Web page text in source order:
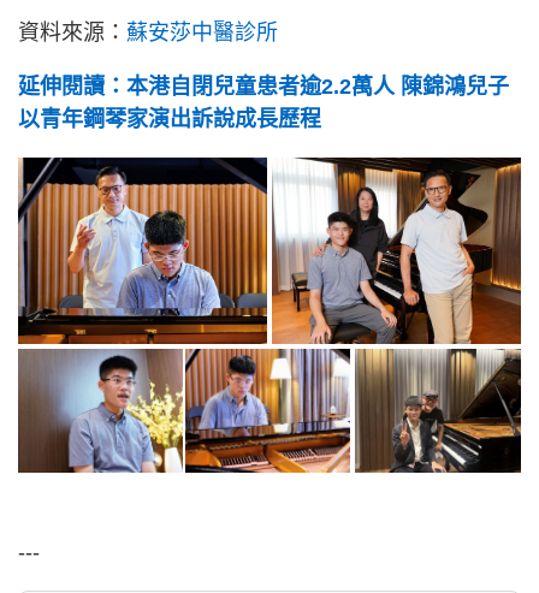
資料來源： 蘇安莎中醫診所
延伸閱讀：本港自閉兒童患者逾2.2萬人 陳錦鴻兒子
以青年鋼琴家演出訴說成長歷程
---